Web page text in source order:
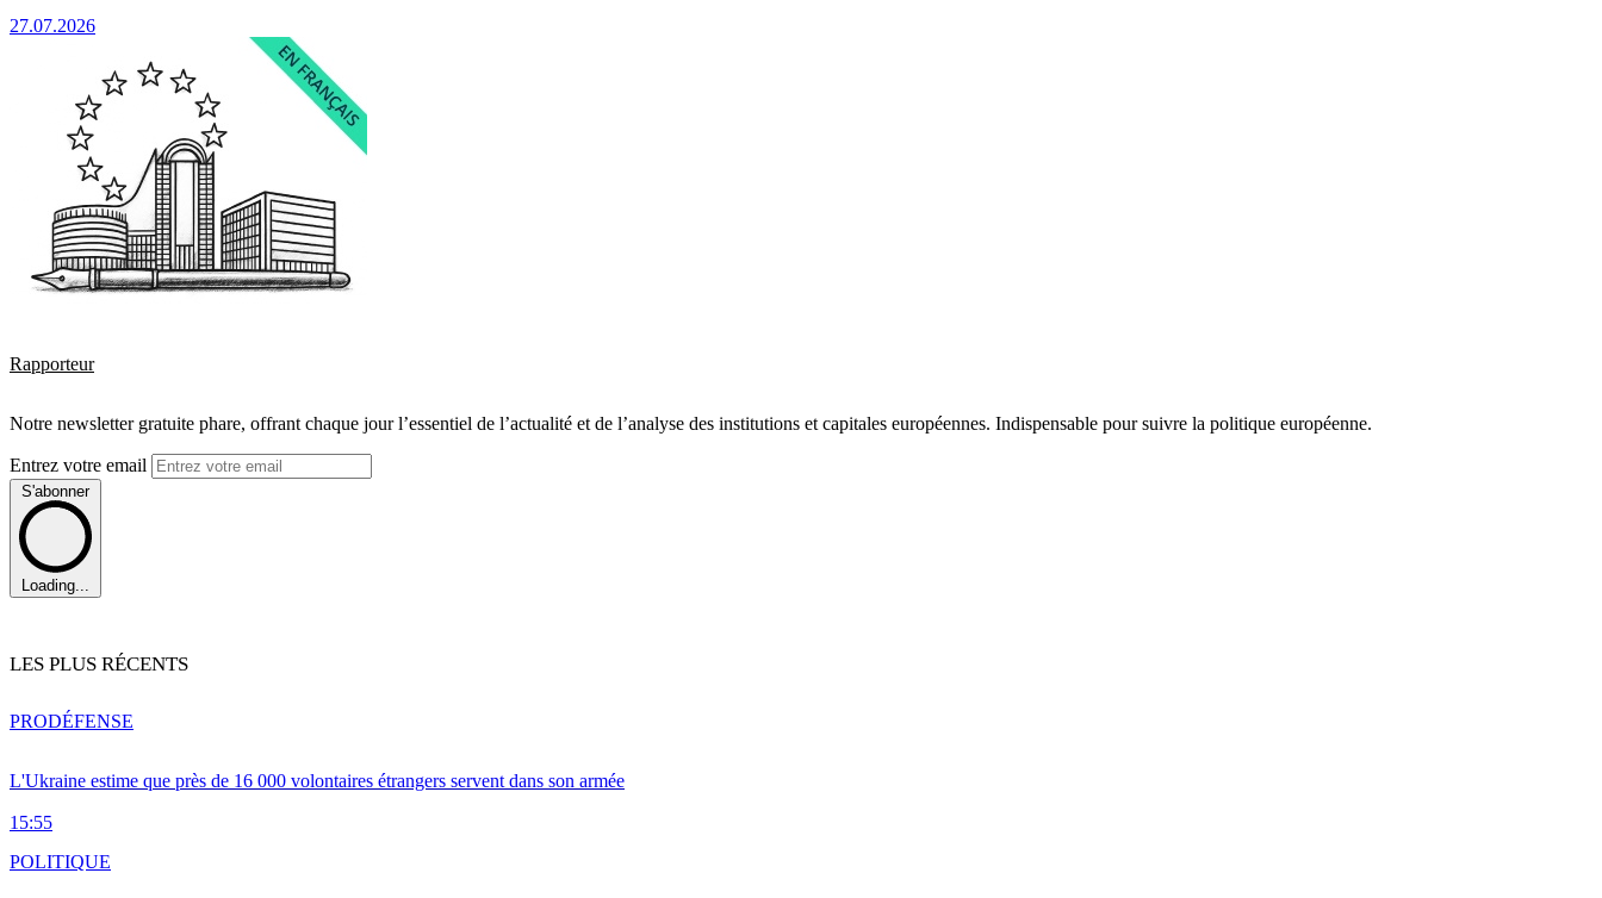
27.07.2026
Rapporteur
Notre newsletter gratuite phare, offrant chaque jour l’essentiel de l’actualité et de l’analyse des institutions et capitales européennes. Indispensable pour suivre la politique européenne.
Entrez votre email
S'abonner
Loading...
LES PLUS RÉCENTS
L'Ukraine estime que près de 16 000 volontaires étrangers servent dans son armée
15:55
PRODÉFENSE
POLITIQUE